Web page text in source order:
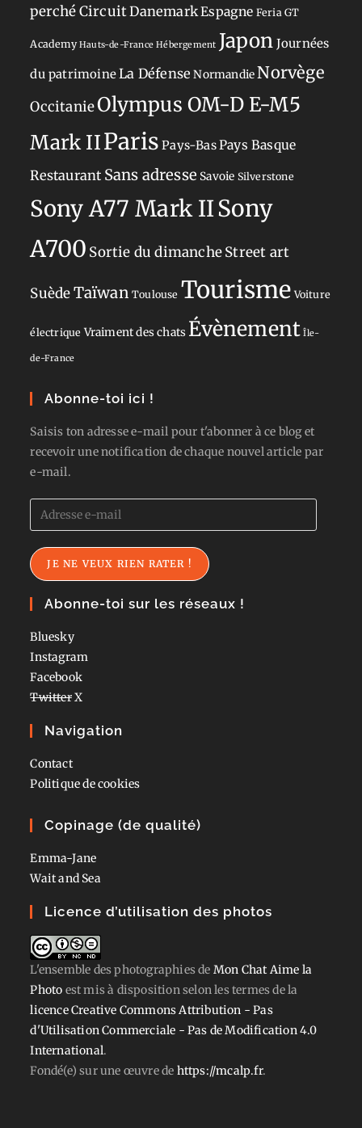
perchéCircuitDanemarkEspagne Feria GT
Academy Hauts-de-France Hébergement Japon Journées
du patrimoineLa Défense NormandieNorvège
OccitanieOlympus OM-D E-M5
Mark IIParis Pays-BasPays Basque
Restaurant Sans adresse Savoie Silverstone
Sony A77 Mark IISony
A700 Sortie du dimancheStreet art
SuèdeTaïwan Toulouse Tourisme Voiture
électrique Vraiment des chats Évènement Île-
de-France
Abonne-toi ici !
Saisis ton adresse e-mail pour t'abonner à ce blog et
recevoir une notification de chaque nouvel article par
e-mail.
Adresse
e-
mail
JE NE VEUX RIEN RATER !
Abonne-toi sur les réseaux !
Bluesky
Instagram
Facebook
TwitterX
Navigation
Contact
Politique de cookies
Copinage (de qualité)
Emma-Jane
Wait and Sea
Licence d’utilisation des photos
L'ensemble des photographiesde Mon Chat Aime la
Photo est mis à disposition selon les termes de la
licence Creative Commons Attribution - Pas
d'Utilisation Commerciale - Pas de Modification 4.0
International.
Fondé(e) sur une œuvre de https://mcalp.fr.